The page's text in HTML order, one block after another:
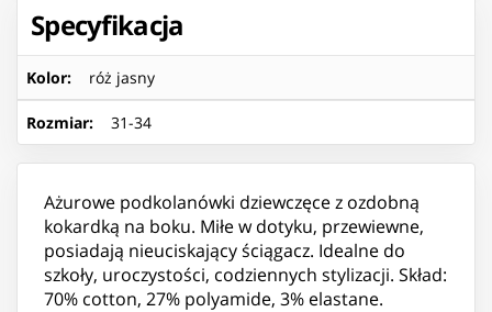
Specyfikacja
Kolor: róż jasny
Rozmiar: 31-34
Ażurowe podkolanówki dziewczęce z ozdobną
kokardką na boku. Miłe w dotyku, przewiewne,
posiadają nieuciskający ściągacz. Idealne do
szkoły, uroczystości, codziennych stylizacji. Skład:
70% cotton, 27% polyamide, 3% elastane.